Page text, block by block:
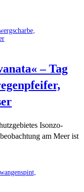
– Tag
Isonzo-
am Meer ist